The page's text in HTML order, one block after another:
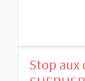
Stop aux